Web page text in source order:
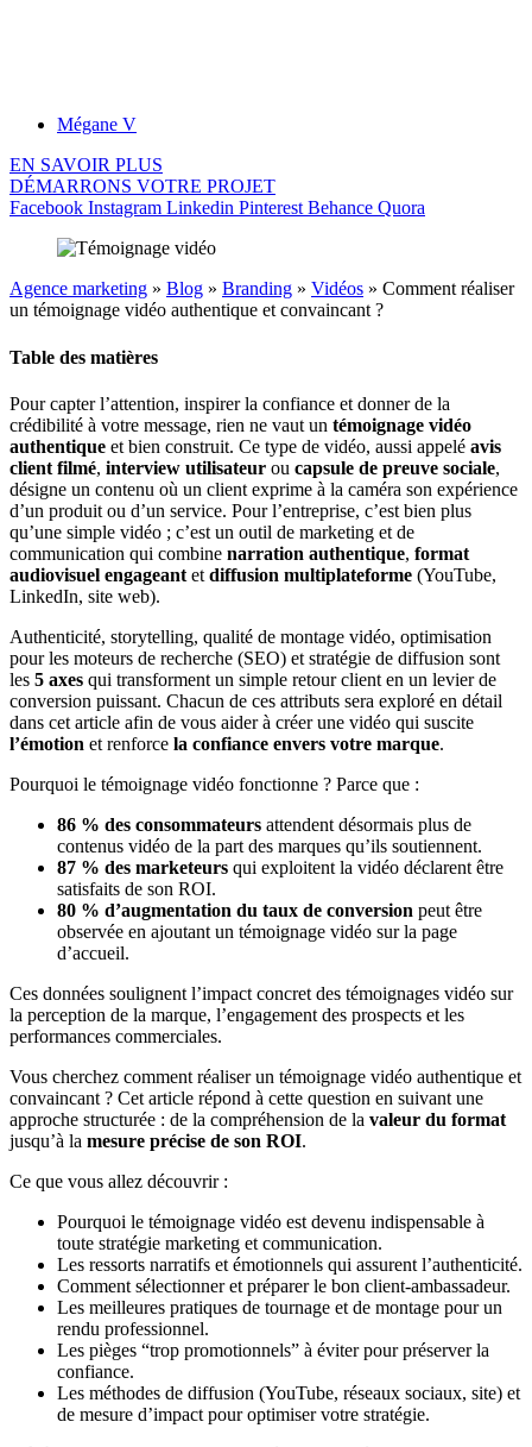
Mégane V
EN SAVOIR PLUS
DÉMARRONS VOTRE PROJET
Facebook Instagram Linkedin Pinterest Behance Quora
Agence marketing » Blog » Branding » Vidéos » Comment réaliser
un témoignage vidéo authentique et convaincant ?
Table des matières
Pour capter l’attention, inspirer la confiance et donner de la
crédibilité à votre message, rien ne vaut un témoignage vidéo
authentique et bien construit. Ce type de vidéo, aussi appelé avis
client filmé, interview utilisateur ou capsule de preuve sociale,
désigne un contenu où un client exprime à la caméra son expérience
d’un produit ou d’un service. Pour l’entreprise, c’est bien plus
qu’une simple vidéo ; c’est un outil de marketing et de
communication qui combine narration authentique, format
audiovisuel engageant et diffusion multiplateforme (YouTube,
LinkedIn, site web).
Authenticité, storytelling, qualité de montage vidéo, optimisation
pour les moteurs de recherche (SEO) et stratégie de diffusion sont
les 5 axes qui transforment un simple retour client en un levier de
conversion puissant. Chacun de ces attributs sera exploré en détail
dans cet article afin de vous aider à créer une vidéo qui suscite
l’émotion et renforce la confiance envers votre marque.
Pourquoi le témoignage vidéo fonctionne ? Parce que :
86 % des consommateurs attendent désormais plus de
contenus vidéo de la part des marques qu’ils soutiennent.
87 % des marketeurs qui exploitent la vidéo déclarent être
satisfaits de son ROI.
80 % d’augmentation du taux de conversion peut être
observée en ajoutant un témoignage vidéo sur la page
d’accueil.
Ces données soulignent l’impact concret des témoignages vidéo sur
la perception de la marque, l’engagement des prospects et les
performances commerciales.
Vous cherchez comment réaliser un témoignage vidéo authentique et
convaincant ? Cet article répond à cette question en suivant une
approche structurée : de la compréhension de la valeur du format
jusqu’à la mesure précise de son ROI.
Ce que vous allez découvrir :
Pourquoi le témoignage vidéo est devenu indispensable à
toute stratégie marketing et communication.
Les ressorts narratifs et émotionnels qui assurent l’authenticité.
Comment sélectionner et préparer le bon client-ambassadeur.
Les meilleures pratiques de tournage et de montage pour un
rendu professionnel.
Les pièges “trop promotionnels” à éviter pour préserver la
confiance.
Les méthodes de diffusion (YouTube, réseaux sociaux, site) et
de mesure d’impact pour optimiser votre stratégie.